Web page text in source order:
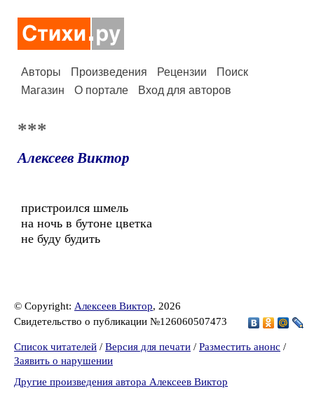
Авторы Произведения Рецензии
Поиск
Магазин
О портале Вход для авторов
***
Алексеев Виктор
пристроился шмель
на ночь в бутоне цветка
не буду будить
© Copyright: Алексеев Виктор, 2026
Свидетельство о публикации №126060507473
Список читателей / Версия для печати / Разместить анонс /
Заявить о нарушении
Другие произведения автора Алексеев Виктор